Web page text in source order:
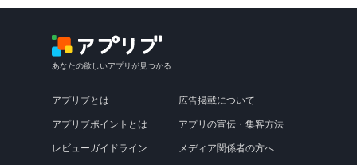
あなたの欲しいアプリが見つかる
アプリブとは
アプリブポイントとは
レビューガイドライン
広告掲載について
アプリの宣伝・集客方法
メディア関係者の方へ